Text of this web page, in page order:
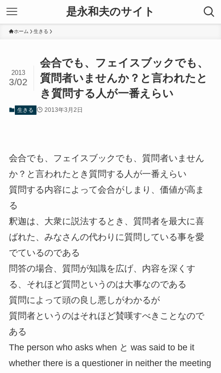
是永和夫のサイト
ホーム 生きる
会合でも、フェイスブックでも、
質問者いませんか？と言われたと
き質問する人が一番えらい
2013
3/02
生きる 2013年3月2日
会合でも、フェイスブックでも、質問者いません
か？と言われたとき質問する人が一番えらい
質問する内容によって会合がしまり、価値が高ま
る
釈迦は、大衆に説法するとき、質問者を最大に喜
ばれた、みなさんの代わりに質問している事を愛
でているのである
問答の場合、質問が知識を広げ、内容を深くす
る、それほど質問というのは大事なのである
質問によって頭の良し悪しがわかるが
質問者というのはそれほど賛嘆すべきことなので
ある
The person who asks when と was said to be it
whether there is a questioner in neither the meeting